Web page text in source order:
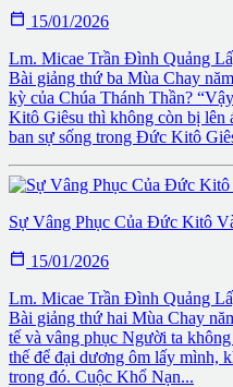
 15/01/2026
Lm. Micae Trần Đình Quảng
Bài giảng thứ ba Mùa Chay
kỳ của Chúa Thánh Thần?
Kitô Giêsu thì không còn bị lên
ban sự sống trong Đức Kitô
Sự Vâng Phục Của Đức Kitô
 15/01/2026
Lm. Micae Trần Đình Quảng
Bài giảng thứ hai Mùa Chay
tế và vâng phục Người ta
thế để đại dương ôm lấy mình,
trong đó. Cuộc Khổ Nạn...